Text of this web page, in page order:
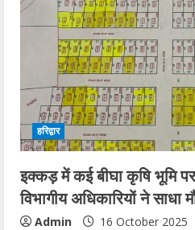
हरिद्वार
इक्कड़ में कई बीघा कृषि भूमि
विभागीय अधिकारियों ने साधा
Admin 16 October 2025